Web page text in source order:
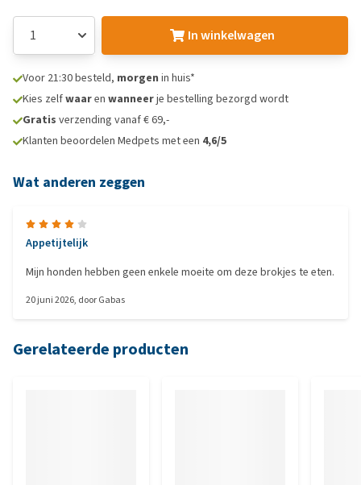
In winkelwagen
Voor 21:30 besteld, morgen in huis*
Kies zelfwaaren wanneerje bestelling bezorgd wordt
Gratis verzending vanaf € 69,-
Klanten beoordelen Medpets met een 4,6/5
Wat anderen zeggen
Appetijtelijk
Mijn honden hebben geen enkele moeite om deze brokjes te eten.
20 juni 2026, doorGabas
Gerelateerde producten